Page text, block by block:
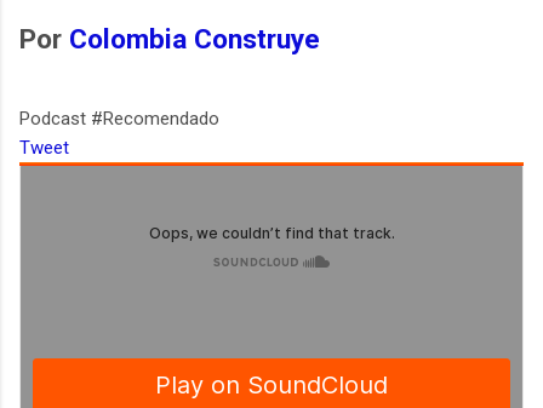
Por Colombia Construye
Podcast #Recomendado
Tweet